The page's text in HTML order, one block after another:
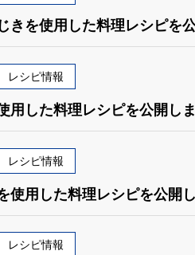
きを使用した料理レシピを
レシピ情報
用した料理レシピを公開し
レシピ情報
使用した料理レシピを公開
レシピ情報